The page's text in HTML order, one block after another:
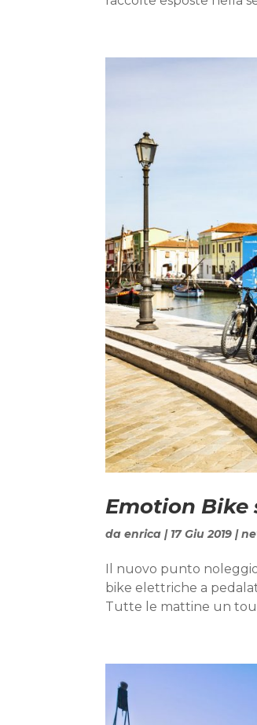
Emotion Bike
daenrica | 17 Giu 2019 |
Il nuovo punto
bike elettriche a
Tutte le mattine un